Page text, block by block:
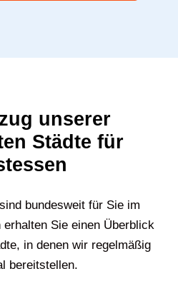
unserer
Städte für
bundesweit für Sie im
Sie einen Überblick
in denen wir regelmäßig
bereitstellen.